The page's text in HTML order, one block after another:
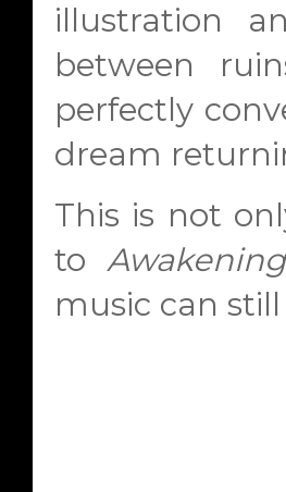
illustration
between
perfectly
dream
This is not
to
music can